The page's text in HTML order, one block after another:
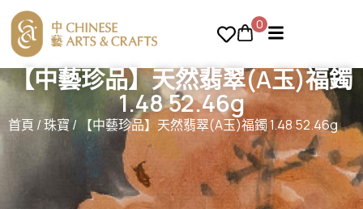
0
【中藝珍品】天然翡翠(A玉)福鐲
1.48 52.46g
首頁 /珠寶/ 【中藝珍品】天然翡翠(A玉)福鐲 1.48 52.46g